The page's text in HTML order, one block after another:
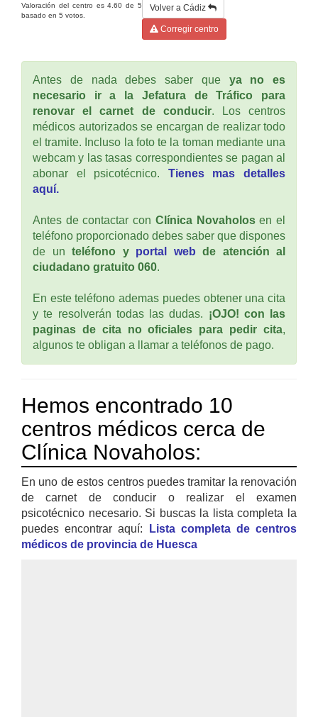
Valoración del centro es4.60 de5
basado en 5 votos.
Volver a Cádiz
Corregir centro
Antes de nada debes saber que ya no es
necesario ir a la Jefatura de Tráfico para
renovar el carnet de conducir. Los centros
médicos autorizados se encargan de realizar todo
el tramite. Incluso la foto te la toman mediante una
webcam y las tasas correspondientes se pagan al
abonar el psicotécnico. Tienes mas detalles
aquí.
Antes de contactar con Clínica Novaholosen el
teléfono proporcionado debes saber que dispones
de un teléfono y portal web de atención al
ciudadano gratuito 060.
En este teléfono ademas puedes obtener una cita
y te resolverán todas las dudas. ¡OJO! con las
paginas de cita no oficiales para pedir cita,
algunos te obligan a llamar a teléfonos de pago.
Hemos encontrado 10
centros médicos cerca de
Clínica Novaholos:
En uno de estos centros puedes tramitar la renovación
de carnet de conducir o realizar el examen
psicotécnico necesario. Si buscas la lista completa la
puedes encontrar aquí:
Lista completa de centros
médicos de provincia de Huesca